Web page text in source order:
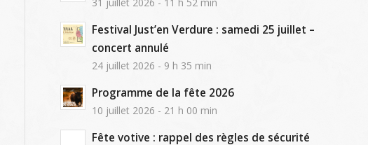
Festival Just’en Verdure : samedi 25 juillet –
concert annulé
24 juillet 2026 - 9 h 35 min
Programme de la fête 2026
10 juillet 2026 - 21 h 00 min
Fête votive : rappel des règles de sécurité